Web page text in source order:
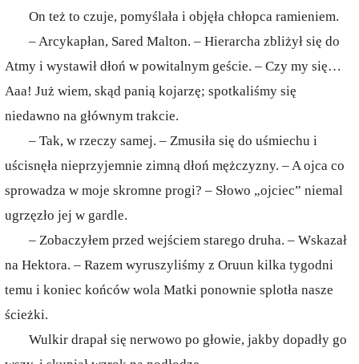
On też to czuje, pomyślała i objęła chłopca ramieniem.
– Arcykapłan, Sared Malton. – Hierarcha zbliżył się do
Atmy i wystawił dłoń w powitalnym geście. – Czy my się…
Aaa! Już wiem, skąd panią kojarzę; spotkaliśmy się
niedawno na głównym trakcie.
– Tak, w rzeczy samej. – Zmusiła się do uśmiechu i
uścisnęła nieprzyjemnie zimną dłoń mężczyzny. – A ojca co
sprowadza w moje skromne progi? – Słowo „ojciec” niemal
ugrzęzło jej w gardle.
– Zobaczyłem przed wejściem starego druha. – Wskazał
na Hektora. – Razem wyruszyliśmy z Oruun kilka tygodni
temu i koniec końców wola Matki ponownie splotła nasze
ścieżki.
Wulkir drapał się nerwowo po głowie, jakby dopadły go